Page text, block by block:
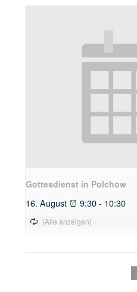
Gottesdienst in Polchow
16. August ⏰ 9:30 - 10:30